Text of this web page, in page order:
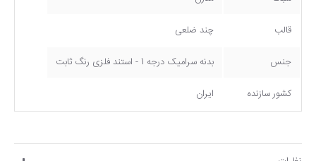
قالب چند ضلعی
جنس بدنه سرامیک درجه 1 - استند فلزی رنگ ثابت
کشور سازنده ایران